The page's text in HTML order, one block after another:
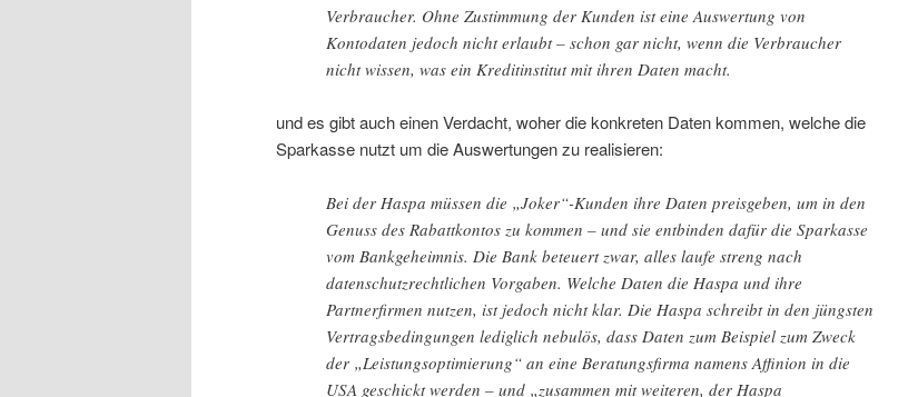
Verbraucher. Ohne Zustimmung der Kunden ist eine Auswertung von
Kontodaten jedoch nicht erlaubt – schon gar nicht, wenn die Verbraucher
nicht wissen, was ein Kreditinstitut mit ihren Daten macht.
und es gibt auch einen Verdacht, woher die konkreten Daten kommen, welche die
Sparkasse nutzt um die Auswertungen zu realisieren:
Bei der Haspa müssen die „Joker“-Kunden ihre Daten preisgeben, um in den
Genuss des Rabattkontos zu kommen – und sie entbinden dafür die Sparkasse
vom Bankgeheimnis. Die Bank beteuert zwar, alles laufe streng nach
datenschutzrechtlichen Vorgaben. Welche Daten die Haspa und ihre
Partnerfirmen nutzen, ist jedoch nicht klar. Die Haspa schreibt in den jüngsten
Vertragsbedingungen lediglich nebulös, dass Daten zum Beispiel zum Zweck
der „Leistungsoptimierung“ an eine Beratungsfirma namens Affinion in die
USA geschickt werden – und „zusammen mit weiteren, der Haspa